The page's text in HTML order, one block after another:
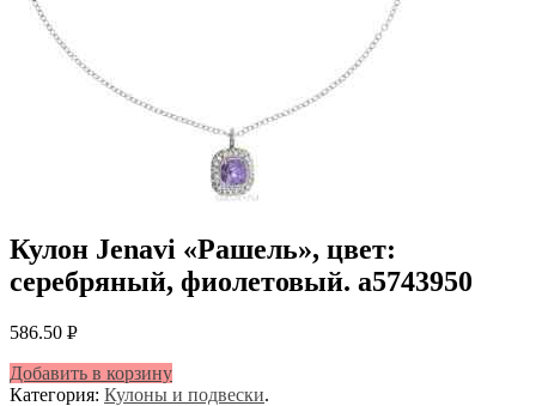
Кулон Jenavi «Рашель», цвет:
серебряный, фиолетовый. a5743950
586.50 Р
Добавить в корзину
Категория: Кулоны и подвески.